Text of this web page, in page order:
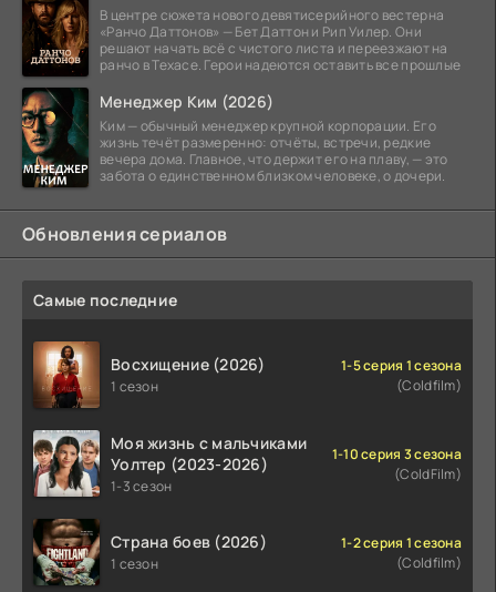
В центре сюжета нового девятисерийного вестерна
«Ранчо Даттонов» — Бет Даттон и Рип Уилер. Они
решают начать всё с чистого листа и переезжают на
ранчо в Техасе. Герои надеются оставить все прошлые
Менеджер Ким (2026)
Ким — обычный менеджер крупной корпорации. Его
жизнь течёт размеренно: отчёты, встречи, редкие
вечера дома. Главное, что держит его на плаву, — это
забота о единственном близком человеке, о дочери.
Обновления сериалов
Самые последние
Восхищение (2026)
1 сезон
1-5 серия 1 сезона
(Coldfilm)
Моя жизнь с мальчиками
Уолтер (2023-2026)
1-3 сезон
1-10 серия 3 сезона
(ColdFilm)
Страна боев (2026)
1 сезон
1-2 серия 1 сезона
(Coldfilm)